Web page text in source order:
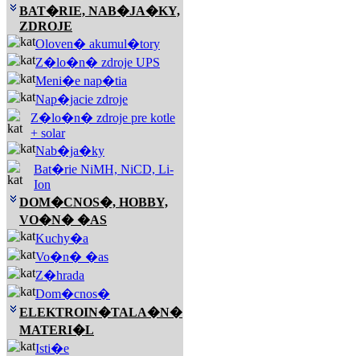
BAT�RIE, NAB�JA�KY,
ZDROJE
Oloven� akumul�tory
Z�lo�n� zdroje UPS
Meni�e nap�tia
Nap�jacie zdroje
Z�lo�n� zdroje pre kotle
+ solar
Nab�ja�ky
Bat�rie NiMH, NiCD, Li-
Ion
DOM�CNOS�, HOBBY,
VO�N� �AS
Kuchy�a
Vo�n� �as
Z�hrada
Dom�cnos�
ELEKTROIN�TALA�N�
MATERI�L
Isti�e